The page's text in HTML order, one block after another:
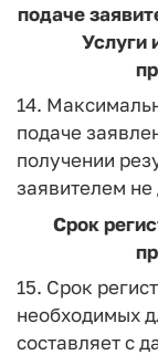
подаче
Услуги
14.
подаче
получении
заявителем
Срок
15. Срок
необходимых
составляет с